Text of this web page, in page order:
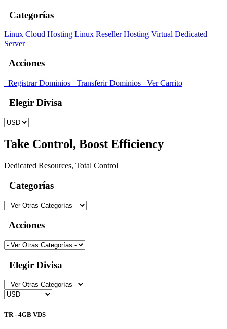
Categorías
Linux Cloud Hosting Linux Reseller Hosting Virtual Dedicated
Server
Acciones
Registrar Dominios Transferir Dominios Ver Carrito
Elegir Divisa
Take Control, Boost Efficiency
Dedicated Resources, Total Control
Categorías
Acciones
Elegir Divisa
TR - 4GB VDS